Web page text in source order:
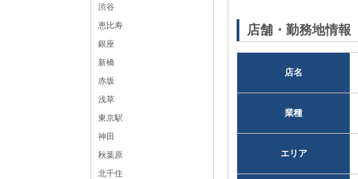
渋谷
恵比寿
銀座
新橋
赤坂
浅草
東京駅
神田
秋葉原
北千住
黒服求人No：新橋キャバクラ114018
店舗・勤務地情報
店名
業種
エリア